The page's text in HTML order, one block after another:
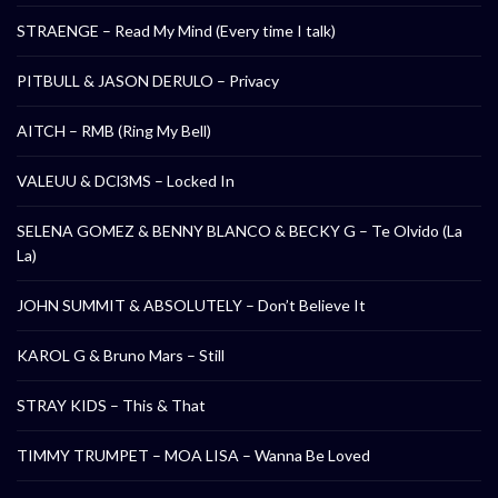
STRAENGE – Read My Mind (Every time I talk)
PITBULL & JASON DERULO – Privacy
AITCH – RMB (Ring My Bell)
VALEUU & DCl3MS – Locked In
SELENA GOMEZ & BENNY BLANCO & BECKY G – Te Olvido (La
La)
JOHN SUMMIT & ABSOLUTELY – Don’t Believe It
KAROL G & Bruno Mars – Still
STRAY KIDS – This & That
TIMMY TRUMPET – MOA LISA – Wanna Be Loved